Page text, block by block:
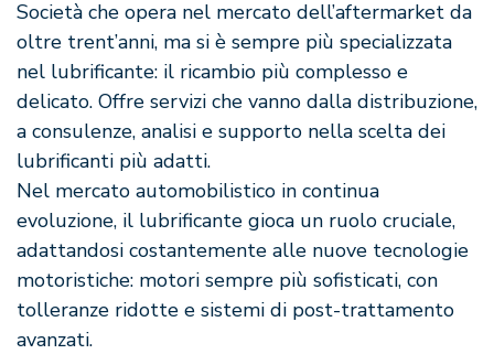
Società che opera nel mercato dell’aftermarket da
oltre trent’anni, ma si è sempre più specializzata
nel lubrificante: il ricambio più complesso e
delicato. Offre servizi che vanno dalla distribuzione,
a consulenze, analisi e supporto nella scelta dei
lubrificanti più adatti.
Nel mercato automobilistico in continua
evoluzione, il lubrificante gioca un ruolo cruciale,
adattandosi costantemente alle nuove tecnologie
motoristiche: motori sempre più sofisticati, con
tolleranze ridotte e sistemi di post-trattamento
avanzati.